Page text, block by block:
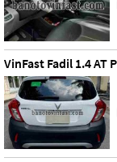
VinFast Fadil 1.4 AT